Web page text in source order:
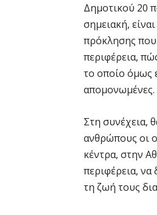
Δημοτικού 20
σημειακή,
πρόκλησης που
περιφέρεια,
το οποίο όμως
απομονωμένες.
Στη συνέχεια,
ανθρώπους οι
κέντρα, στην
περιφέρεια, να
τη ζωή τους